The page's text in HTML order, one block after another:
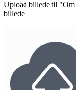
Upload billede til "Om
billede